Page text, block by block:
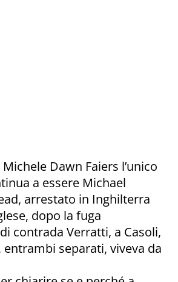
Dawn Faiers l’unico
a essere Michael
arrestato in Inghilterra
dopo la fuga
contrada Verratti, a Casoli,
entrambi separati, viveva da